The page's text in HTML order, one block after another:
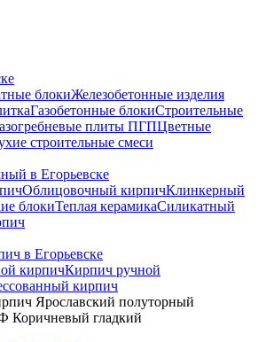
блокиЖелезобетонные изделия
Газобетонные блокиСтроительные
плиты ПГПЦветные
строительные смеси
в Егорьевске
Облицовочный кирпичКлинкерный
блокиТеплая керамикаСиликатный
в Егорьевске
кирпичКирпич ручной
кирпич
Ярославский полуторный
Коричневый гладкий